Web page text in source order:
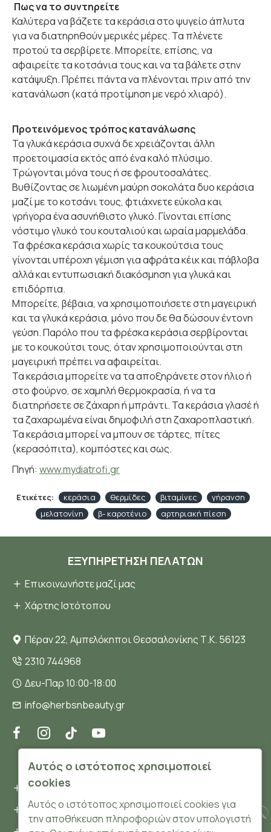
Πως να το συντηρείτε
Καλύτερα να βάζετε τα κεράσια στο ψυγείο άπλυτα
για να διατηρηθούν μερικές μέρες. Τα πλένετε
προτού τα σερβίρετε. Μπορείτε, επίσης, να
αφαιρείτε τα κοτσάνια τους και να τα βάλετε στην
κατάψυξη. Πρέπει πάντα να πλένονται πριν από την
κατανάλωση (κατά προτίμηση με νερό χλιαρό).
Προτεινόμενος τρόπος κατανάλωσης
Τα γλυκά κεράσια συχνά δε χρειάζονται άλλη
προετοιμασία εκτός από ένα καλό πλύσιμο.
Τρώγονται μόνα τους ή σε φρουτοσαλάτες.
Βυθίζοντας σε λιωμένη μαύρη σοκολάτα δυο κεράσια
μαζί με το κοτσάνι τους, φτιάχνετε εύκολα και
γρήγορα ένα ασυνήθιστο γλυκό. Γίνονται επίσης
νόστιμο γλυκό του κουταλιού και ωραία μαρμελάδα.
Τα φρέσκα κεράσια χωρίς τα κουκούτσια τους
γίνονται υπέροχη γέμιση για αφράτα κέικ και πάβλοβα
αλλά και εντυπωσιακή διακόσμηση για γλυκά και
επιδόρπια.
Μπορείτε, βέβαια, να χρησιμοποιήσετε στη μαγειρική
και τα γλυκά κεράσια, μόνο που δε θα δώσουν έντονη
γεύση. Παρόλο που τα φρέσκα κεράσια σερβίρονται
με το κουκούτσι τους, όταν χρησιμοποιούνται στη
μαγειρική πρέπει να αφαιρείται.
Τα κεράσια μπορείτε να τα αποξηράνετε στον ήλιο ή
στο φούρνο, σε χαμηλή θερμοκρασία, ή να τα
διατηρήσετε σε ζάχαρη ή μπράντι. Τα κεράσια γλασέ ή
τα ζαχαρωμένα είναι δημοφιλή στη ζαχαροπλαστική.
Τα κεράσια μπορεί να μπουν σε τάρτες, πίτες
(κερασόπιτα), κομπόστες και σως.
Πηγή: www.mydiatrofi.gr
Ετικέτες: κεράσια θερμίδες βιταμίνες
γήρανση
μελατονίνη
β- καροτένιο αρτηριακή πίεση
ΕΞΥΠΗΡΈΤΗΣΗ ΠΕΛΑΤΏΝ
Επικοινωνήστε μαζί μας
Χάρτης Ιστότοπου
Πέραν 22, Αμπελόκηποι Θεσσαλονίκης Τ.Κ. 56123
2310 744968
Δευ-Παρ 10:00-18:00
info@herbsnbeauty.gr
ΠΛΗΡΟΦΟΡΊΕΣ
Όροι και συνθήκες
Προσωπικά δεδομένα
Αυτός ο ιστότοπος χρησιμοποιεί
cookies
Αυτός ο ιστότοπος χρησιμοποιεί cookies για
την αποθήκευση πληροφοριών στον υπολογιστή